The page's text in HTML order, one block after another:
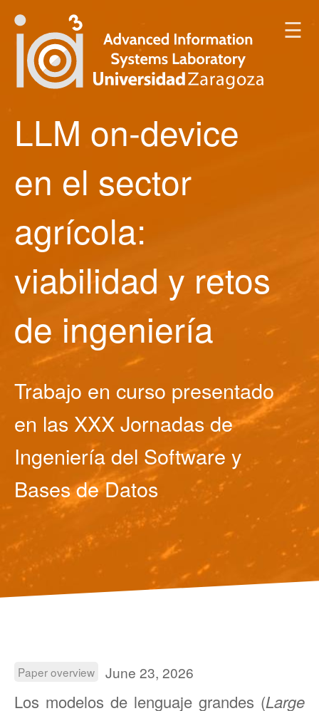
☰
LLM on-device
en el sector
agrícola:
viabilidad y retos
de ingeniería
Trabajo en curso presentado
en las XXX Jornadas de
Ingeniería del Software y
Bases de Datos
Paper overview June 23, 2026
Los modelos de lenguaje grandes (Large